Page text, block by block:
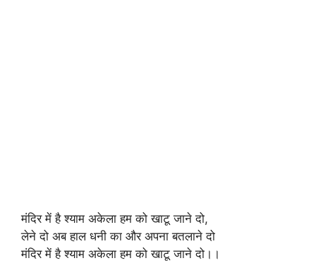
मंदिर में है श्याम अकेला हम को खाटू जाने दो,
लेने दो अब हाल धनी का और अपना बतलाने दो
मंदिर में है श्याम अकेला हम को खाटू जाने दो।।